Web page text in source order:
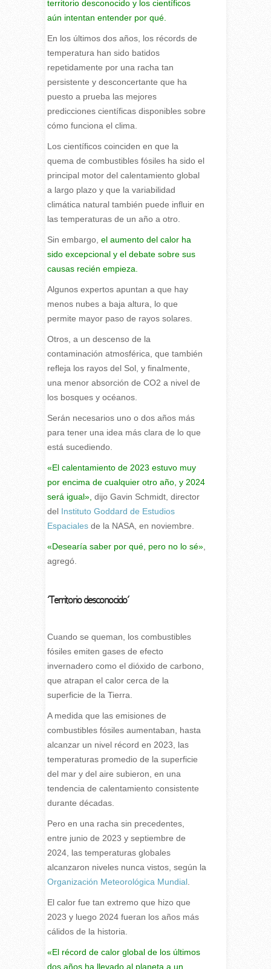
territorio desconocido y los científicos
aún intentan entender por qué.
En los últimos dos años, los récords de
temperatura han sido batidos
repetidamente por una racha tan
persistente y desconcertante que ha
puesto a prueba las mejores
predicciones científicas disponibles sobre
cómo funciona el clima.
Los científicos coinciden en que la
quema de combustibles fósiles ha sido el
principal motor del calentamiento global
a largo plazo y que la variabilidad
climática natural también puede influir en
las temperaturas de un año a otro.
Sin embargo, el aumento del calor ha
sido excepcional y el debate sobre sus
causas recién empieza.
Algunos expertos apuntan a que hay
menos nubes a baja altura, lo que
permite mayor paso de rayos solares.
Otros, a un descenso de la
contaminación atmosférica, que también
refleja los rayos del Sol, y finalmente,
una menor absorción de CO2 a nivel de
los bosques y océanos.
Serán necesarios uno o dos años más
para tener una idea más clara de lo que
está sucediendo.
«El calentamiento de 2023 estuvo muy
por encima de cualquier otro año, y 2024
será igual», dijo Gavin Schmidt, director
del Instituto Goddard de Estudios
Espacialesde la NASA, en noviembre.
«Desearía saber por qué, pero no lo sé»,
agregó.
‘Territorio desconocido’
Cuando se queman, los combustibles
fósiles emiten gases de efecto
invernadero como el dióxido de carbono,
que atrapan el calor cerca de la
superficie de la Tierra.
A medida que las emisiones de
combustibles fósiles aumentaban, hasta
alcanzar un nivel récord en 2023, las
temperaturas promedio de la superficie
del mar y del aire subieron, en una
tendencia de calentamiento consistente
durante décadas.
Pero en una racha sin precedentes,
entre junio de 2023 y septiembre de
2024, las temperaturas globales
alcanzaron niveles nunca vistos, según la
Organización Meteorológica Mundial.
El calor fue tan extremo que hizo que
2023 y luego 2024 fueran los años más
cálidos de la historia.
«El récord de calor global de los últimos
dos años ha llevado al planeta a un